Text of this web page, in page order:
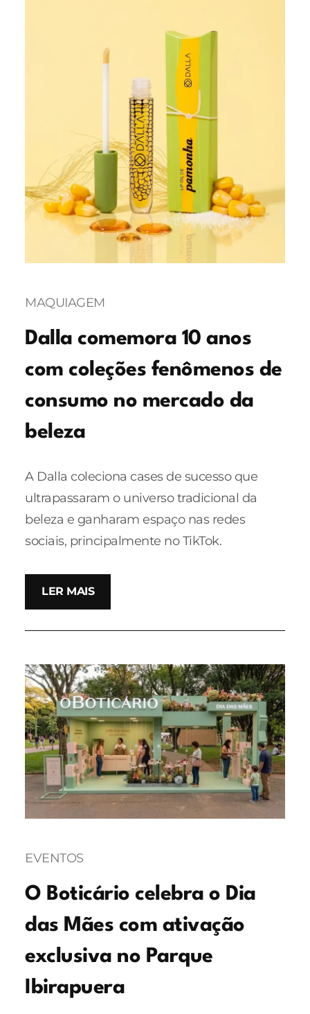
MAQUIAGEM
Dalla comemora 10 anos
com coleções fenômenos de
consumo no mercado da
beleza
A Dalla coleciona cases de sucesso que
ultrapassaram o universo tradicional da
beleza e ganharam espaço nas redes
sociais, principalmente no TikTok.
LER MAIS
EVENTOS
O Boticário celebra o Dia
das Mães com ativação
exclusiva no Parque
Ibirapuera